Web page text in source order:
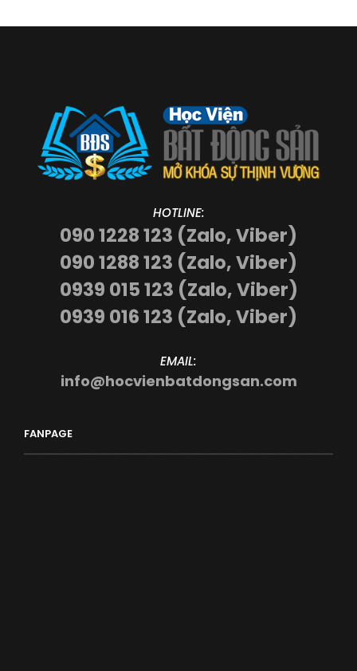
HOTLINE:
090 1228 123 (Zalo, Viber)
090 1288 123 (Zalo, Viber)
0939 015 123 (Zalo, Viber)
0939 016 123 (Zalo, Viber)
EMAIL:
info@hocvienbatdongsan.com
FANPAGE